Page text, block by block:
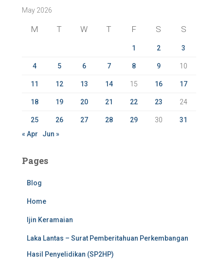
h
May 2026
M T W T F S S
1 2 3
4 5 6 7 8 9 10
11 12 13 14 15 16 17
18 19 20 21 22 23 24
25 26 27 28 29 30
31
« Apr
Jun »
Pages
Blog
Home
Ijin Keramaian
Laka Lantas – Surat Pemberitahuan Perkembangan
Hasil Penyelidikan (SP2HP)